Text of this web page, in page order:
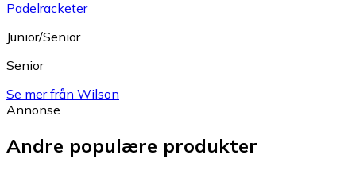
Padelracketer
Junior/Senior
Senior
Se mer från Wilson
Annonse
Andre populære produkter